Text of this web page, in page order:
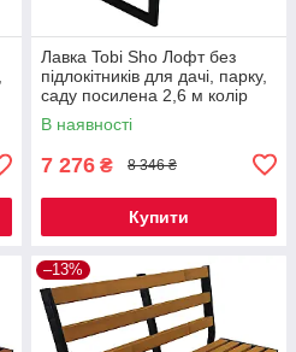
Лавка Tobi Sho Лофт без
підлокітників для дачі, парку,
саду посилена 2,6 м колір
черешня
В наявності
7 276 ₴ 8 346 ₴
Купити
–13%